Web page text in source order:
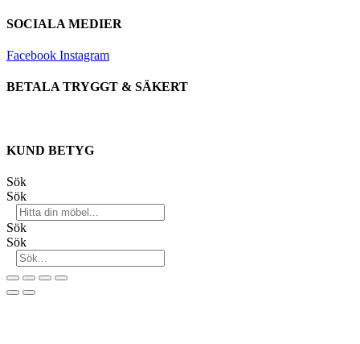
SOCIALA MEDIER
Facebook Instagram
BETALA TRYGGT & SÄKERT
KUND BETYG
Sök
Sök
Sök
Sök